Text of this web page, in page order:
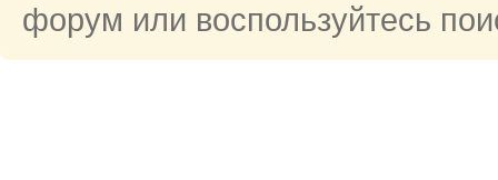
форум или воспользуйтесь